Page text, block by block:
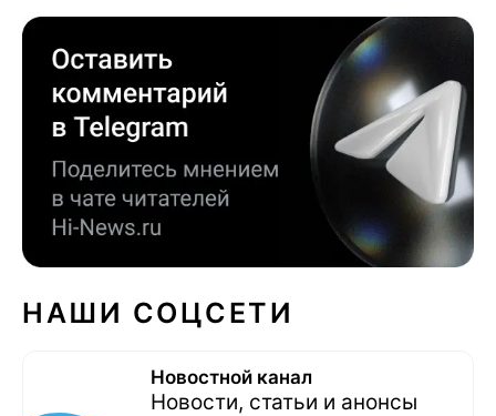
НАШИ СОЦСЕТИ
Новостной канал
Новости, статьи и анонсы